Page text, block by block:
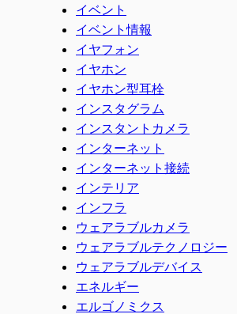
イベント
イベント情報
イヤフォン
イヤホン
イヤホン型耳栓
インスタグラム
インスタントカメラ
インターネット
インターネット接続
インテリア
インフラ
ウェアラブルカメラ
ウェアラブルテクノロジー
ウェアラブルデバイス
エネルギー
エルゴノミクス